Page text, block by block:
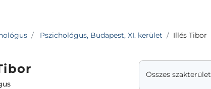
Pszichológus, Budapest, XI. kerület Illés Tibor
Összes szakterület